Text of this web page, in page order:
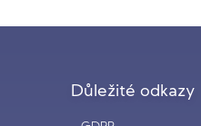
Důležité odkazy